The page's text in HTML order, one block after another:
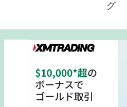
グ